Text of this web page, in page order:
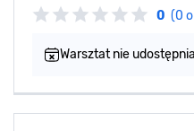
0 (0
Warsztat nie